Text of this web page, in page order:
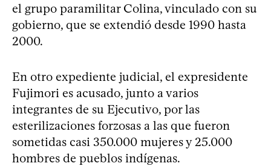
el grupo paramilitar Colina, vinculado con su
gobierno, que se extendió desde 1990 hasta
2000.
En otro expediente judicial, el expresidente
Fujimori es acusado, junto a varios
integrantes de su Ejecutivo, por las
esterilizaciones forzosas a las que fueron
sometidas casi 350.000 mujeres y 25.000
hombres de pueblos indígenas.